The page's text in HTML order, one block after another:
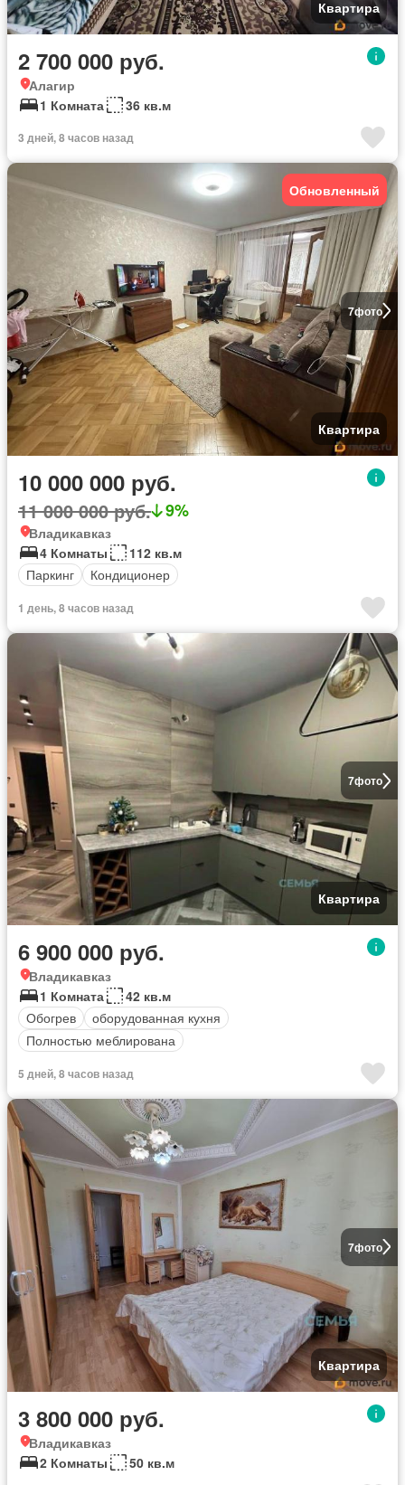
Квартира
2 700 000 руб.
Алагир
1 Комната
36 кв.м
3 дней, 8 часов назад
7фото
Обновленный
Квартира
10 000 000 руб.
11 000 000 руб. 9%
Владикавказ
4 Комнаты
112 кв.м
Паркинг
Кондиционер
1 день, 8 часов назад
7фото
Квартира
6 900 000 руб.
Владикавказ
1 Комната
42 кв.м
Обогрев
оборудованная кухня
Полностью меблирована
5 дней, 8 часов назад
7фото
Квартира
3 800 000 руб.
Владикавказ
2 Комнаты
50 кв.м